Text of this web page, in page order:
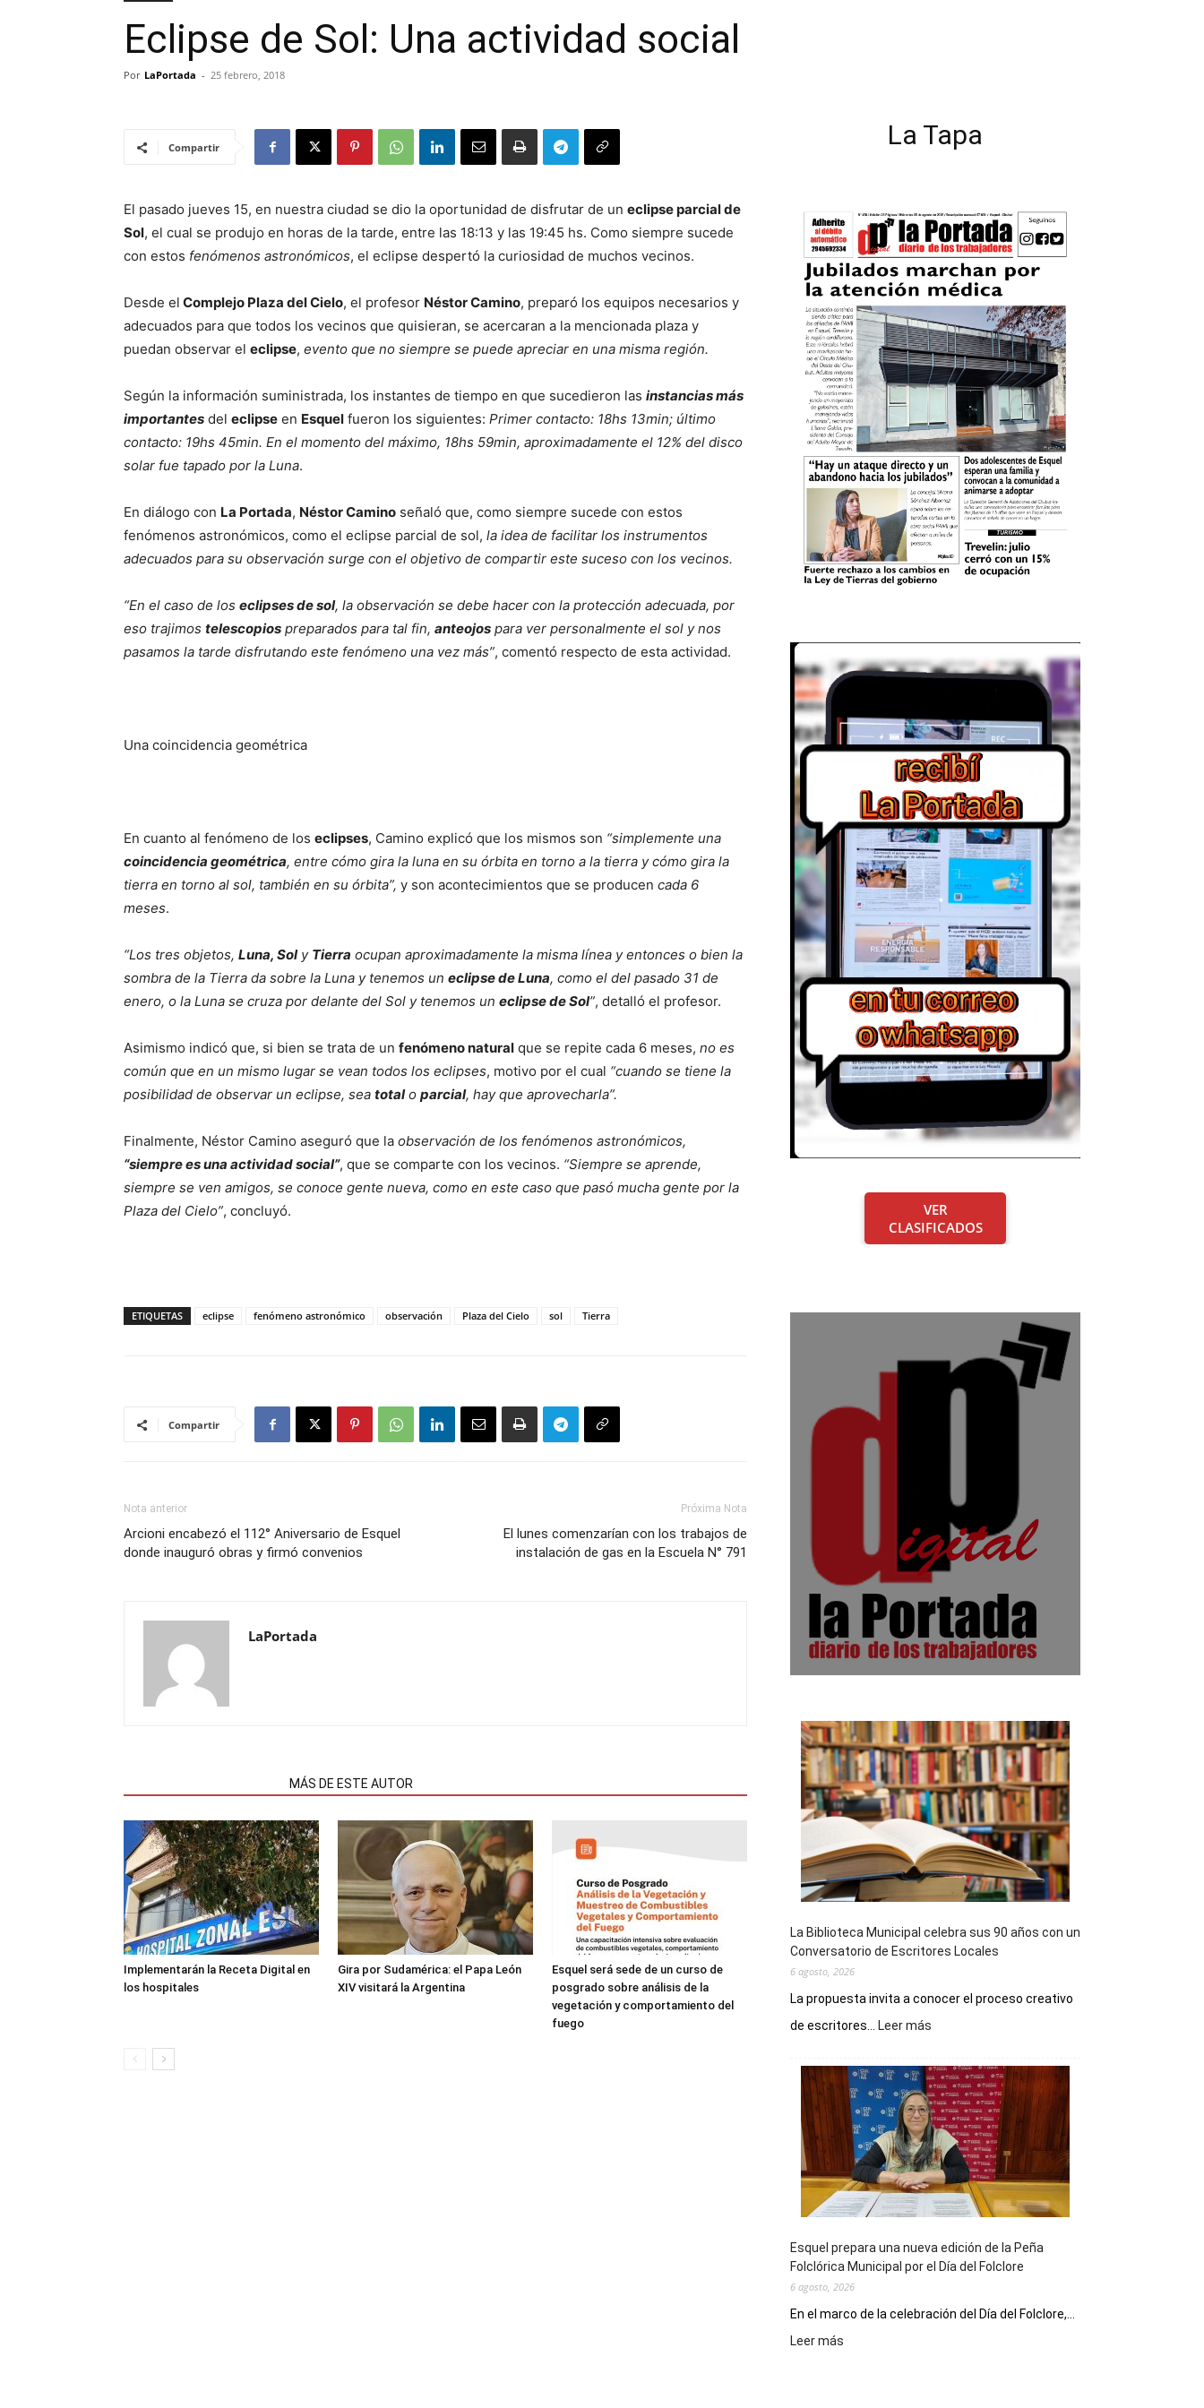
Eclipse de Sol: Una actividad social
Por LaPortada - 25 febrero, 2018
Compartir
El pasado jueves 15, en nuestra ciudad se dio la oportunidad de disfrutar de un eclipse parcial de
Sol, el cual se produjo en horas de la tarde, entre las 18:13 y las 19:45 hs. Como siempre sucede
con estos fenómenos astronómicos, el eclipse despertó la curiosidad de muchos vecinos.
Desde el Complejo Plaza del Cielo, el profesor Néstor Camino, preparó los equipos necesarios y
adecuados para que todos los vecinos que quisieran, se acercaran a la mencionada plaza y
puedan observar el eclipse, evento que no siempre se puede apreciar en una misma región.
Según la información suministrada, los instantes de tiempo en que sucedieron las instancias más
importantes del eclipse en Esquel fueron los siguientes: Primer contacto: 18hs 13min; último
contacto: 19hs 45min. En el momento del máximo, 18hs 59min, aproximadamente el 12% del disco
solar fue tapado por la Luna.
En diálogo con La Portada, Néstor Camino señaló que, como siempre sucede con estos
fenómenos astronómicos, como el eclipse parcial de sol, la idea de facilitar los instrumentos
adecuados para su observación surge con el objetivo de compartir este suceso con los vecinos.
“En el caso de los eclipses de sol, la observación se debe hacer con la protección adecuada, por
eso trajimos telescopios preparados para tal fin, anteojos para ver personalmente el sol y nos
pasamos la tarde disfrutando este fenómeno una vez más”, comentó respecto de esta actividad.
Una coincidencia geométrica
En cuanto al fenómeno de los eclipses, Camino explicó que los mismos son “simplemente una
coincidencia geométrica, entre cómo gira la luna en su órbita en torno a la tierra y cómo gira la
tierra en torno al sol, también en su órbita”, y son acontecimientos que se producen cada 6
meses.
“Los tres objetos, Luna, Soly Tierra ocupan aproximadamente la misma línea y entonces o bien la
sombra de la Tierra da sobre la Luna y tenemos un eclipse de Luna, como el del pasado 31 de
enero, o la Luna se cruza por delante del Sol y tenemos un eclipse de Sol”, detalló el profesor.
Asimismo indicó que, si bien se trata de un fenómeno natural que se repite cada 6 meses, no es
común que en un mismo lugar se vean todos los eclipses, motivo por el cual “cuando se tiene la
posibilidad de observar un eclipse, sea totalo parcial, hay que aprovecharla”.
Finalmente, Néstor Camino aseguró que la observación de los fenómenos astronómicos,
“siempre es una actividad social”, que se comparte con los vecinos. “Siempre se aprende,
siempre se ven amigos, se conoce gente nueva, como en este caso que pasó mucha gente por la
Plaza del Cielo”, concluyó.
ETIQUETAS eclipse fenómeno astronómico observación Plaza del Cielo sol Tierra
Compartir
Nota anterior
Arcioni encabezó el 112° Aniversario de Esquel
donde inauguró obras y firmó convenios
Próxima Nota
El lunes comenzarían con los trabajos de
instalación de gas en la Escuela N° 791
LaPortada
MÁS DE ESTE AUTOR
Implementarán la Receta Digital en
los hospitales
Gira por Sudamérica: el Papa León
XIV visitará la Argentina
Esquel será sede de un curso de
posgrado sobre análisis de la
vegetación y comportamiento del
fuego
La Tapa
VER
CLASIFICADOS
La Biblioteca Municipal celebra sus 90 años con un
Conversatorio de Escritores Locales
6 agosto, 2026
La propuesta invita a conocer el proceso creativo
de escritores...
Leer más
Municipal
celebra
sus
90
años
con
un
Conversatorio
Escritores
Locales
Esquel prepara una nueva edición de la Peña
Folclórica Municipal por el Día del Folclore
6 agosto, 2026
En el marco de la celebración del Día del Folclore,...
Leer más